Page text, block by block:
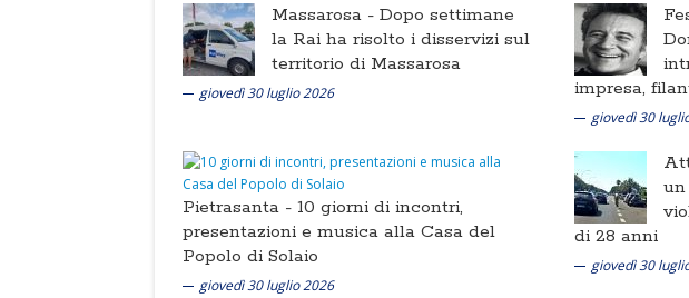
Massarosa - Dopo settimane
la Rai ha risolto i disservizi sul
territorio di Massarosa
giovedì 30 luglio 2026
impresa,
giovedì 30
Pietrasanta - 10 giorni di incontri,
presentazioni e musica alla Casa del
Popolo di Solaio
giovedì 30 luglio 2026
di 28 anni
giovedì 30